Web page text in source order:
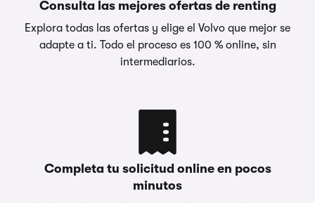
Consulta las mejores ofertas de renting
Explora todas las ofertas y elige el Volvo que mejor se
adapte a ti. Todo el proceso es 100 % online, sin
intermediarios.
Completa tu solicitud online en pocos
minutos